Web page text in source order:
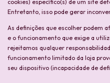
cookies) específico(s) de um site
Entretanto, isso pode gerar
As definições que escolher podem
e o funcionamento que exige a
rejeitamos qualquer
funcionamento limitado da loja
seu dispositivo (incapacidade de